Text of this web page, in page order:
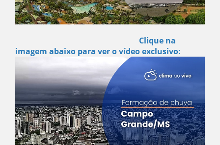
Clique na
imagem abaixo para ver o vídeo exclusivo: